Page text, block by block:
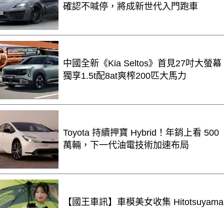
確認不喊停，將成新世代入門跑車
中國全新《Kia Seltos》首見27吋大螢幕
獨享1.5t配8at爽榨200匹大馬力
Toyota 持續押寶 Hybrid！年銷上看 500
萬輛，下一代油電技術加速布局
【國王車訊】車模美女收集 Hitotsuyama